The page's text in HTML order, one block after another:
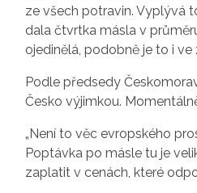
ze všech potravin. Vyplývá
dala čtvrtka másla v
ojedinělá, podobně je to i
Podle předsedy
Česko výjimkou.
„Není to věc evropského
Poptávka po másle tu je
zaplatit v cenách, které